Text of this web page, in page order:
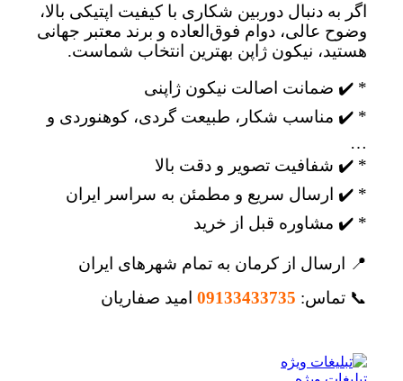
اگر به دنبال دوربین شکاری با کیفیت اپتیکی بالا،
وضوح عالی، دوام فوق‌العاده و برند معتبر جهانی
هستید، نیکون ژاپن بهترین انتخاب شماست.
* ✔️ ضمانت اصالت نیکون ژاپنی
* ✔️ مناسب شکار، طبیعت گردی، کوهنوردی و
* ✔️ شفافیت تصویر و دقت بالا
* ✔️ ارسال سریع و مطمئن به سراسر ایران
* ✔️ مشاوره قبل از خرید
📍 ارسال از کرمان به تمام شهرهای ایران
📞 تماس:09133433735 امید صفاریان